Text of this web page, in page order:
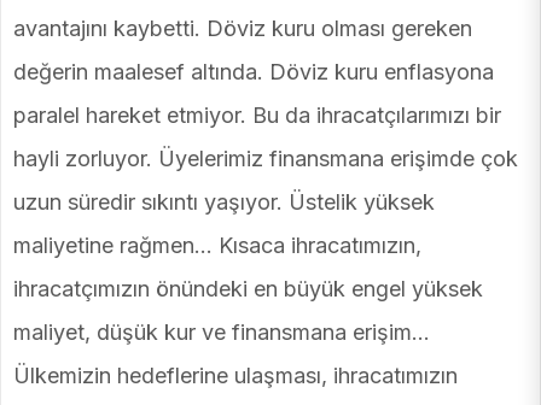
avantajını kaybetti. Döviz kuru olması gereken
değerin maalesef altında. Döviz kuru enflasyona
paralel hareket etmiyor. Bu da ihracatçılarımızı bir
hayli zorluyor. Üyelerimiz finansmana erişimde çok
uzun süredir sıkıntı yaşıyor. Üstelik yüksek
maliyetine rağmen… Kısaca ihracatımızın,
ihracatçımızın önündeki en büyük engel yüksek
maliyet, düşük kur ve finansmana erişim…
Ülkemizin hedeflerine ulaşması, ihracatımızın